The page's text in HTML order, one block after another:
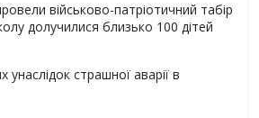
військово-патріотичний табір
долучилися близько 100 дітей
страшної аварії в